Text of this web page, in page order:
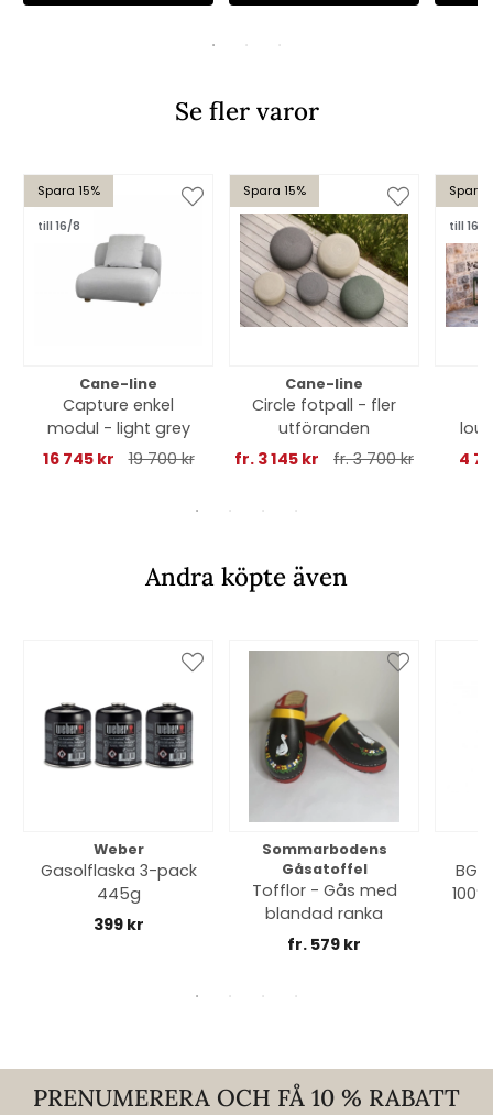
Se fler varor
Spara 15%
till 16/8
Cane-line
Capture enkel
modul - light grey
16 745 kr
19 700 kr
Spara 15%
Cane-line
Circle fotpall - fler
utföranden
fr. 3 145 kr
fr. 3 700 kr
Spara
till 16/8
4
Andra köpte även
Weber
Gasolflaska 3-pack
445g
399 kr
Sommarbodens
Gåsatoffel
Tofflor - Gås med
blandad ranka
fr. 579 kr
PRENUMERERA OCH FÅ 10 % RABATT